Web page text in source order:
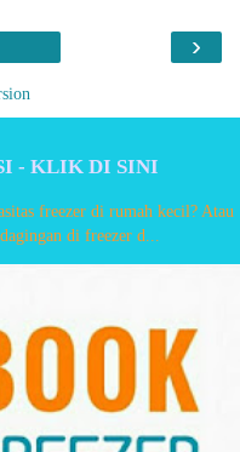
›
- KLIK DI SINI
freezer di rumah kecil? Atau
di freezer d...